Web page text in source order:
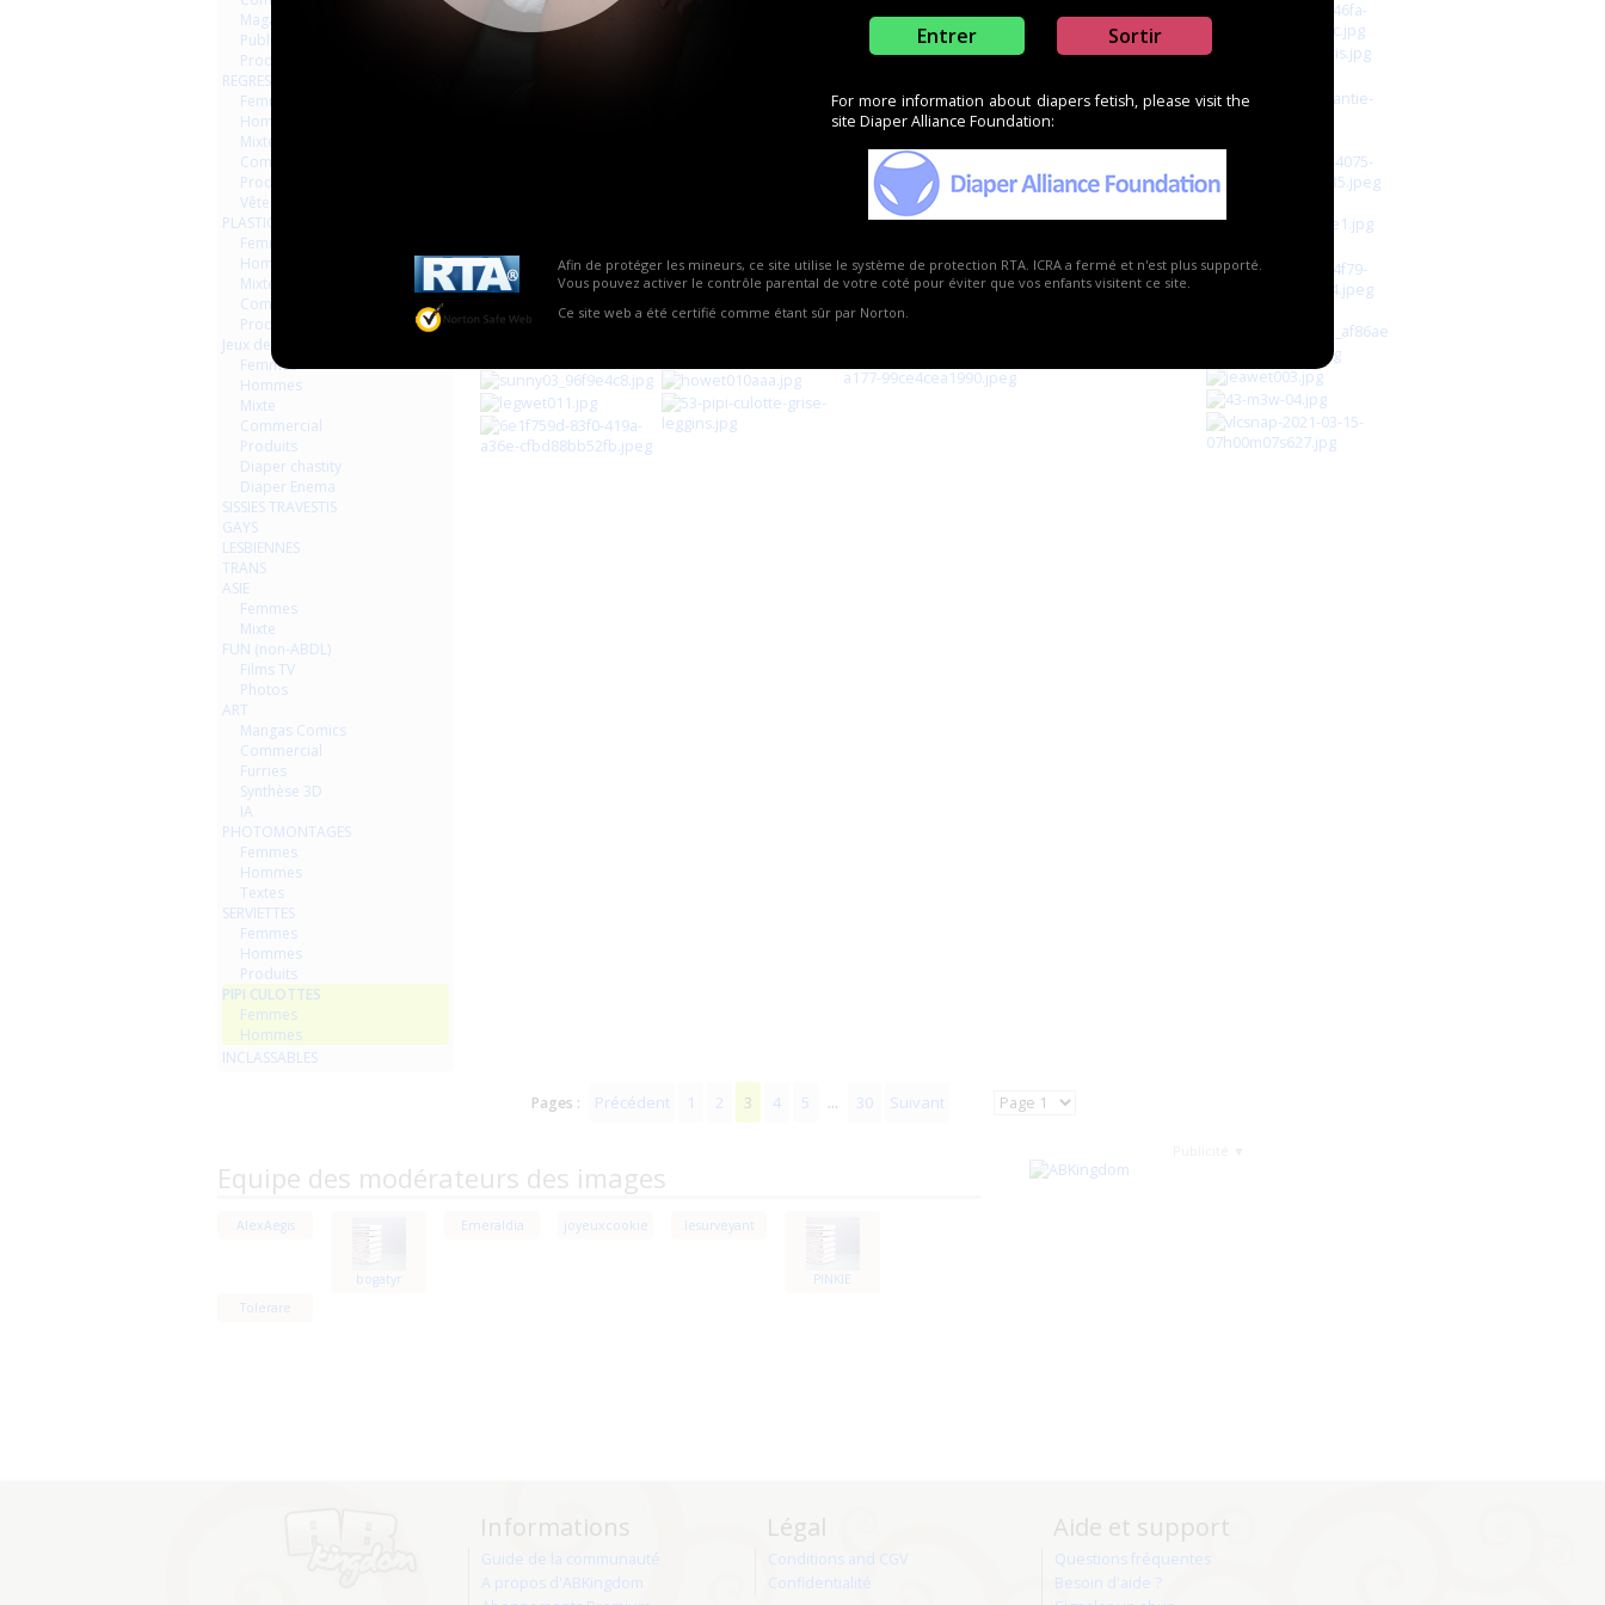
Entrer Sortir
For more information about diapers fetish, please visit the
site Diaper Alliance Foundation:
Afin de protéger les mineurs, ce site utilise le système de protection RTA. ICRA a fermé et n'est plus supporté.
Vous pouvez activer le contrôle parental de votre coté pour éviter que vos enfants visitent ce site.
Ce site web a été certifié comme étant sûr par Norton.
Magazines Livres
Publicités
Produits
REGRESSION AGEPLAYER
Femmes
Hommes
Mixte
Commercial
Produits
Vêtements
PLASTIQUE LATEX
Femmes
Hommes
Mixte
Commercial
Produits
Jeux de contraintes
Femmes
Hommes
Mixte
Commercial
Produits
Diaper chastity
Diaper Enema
SISSIES TRAVESTIS
GAYS
LESBIENNES
TRANS
ASIE
Femmes
Mixte
FUN (non-ABDL)
Films TV
Photos
ART
Mangas Comics
Commercial
Furries
Synthèse 3D
IA
PHOTOMONTAGES
Femmes
Hommes
Textes
SERVIETTES
Femmes
Hommes
Produits
PIPI CULOTTES
Femmes
Hommes
INCLASSABLES
Pages : Précédent 1 2 3 4 5 ... 30 Suivant
Equipe des modérateurs des images
AlexAegis
bogatyr
Emeraldia joyeuxcookie lesurveyant
PINKIE
Tolerare
Informations
Guide de la communauté
A propos d'ABKingdom
Légal
Conditions and CGV
Confidentialité
Aide et support
Questions fréquentes
Besoin d'aide ?